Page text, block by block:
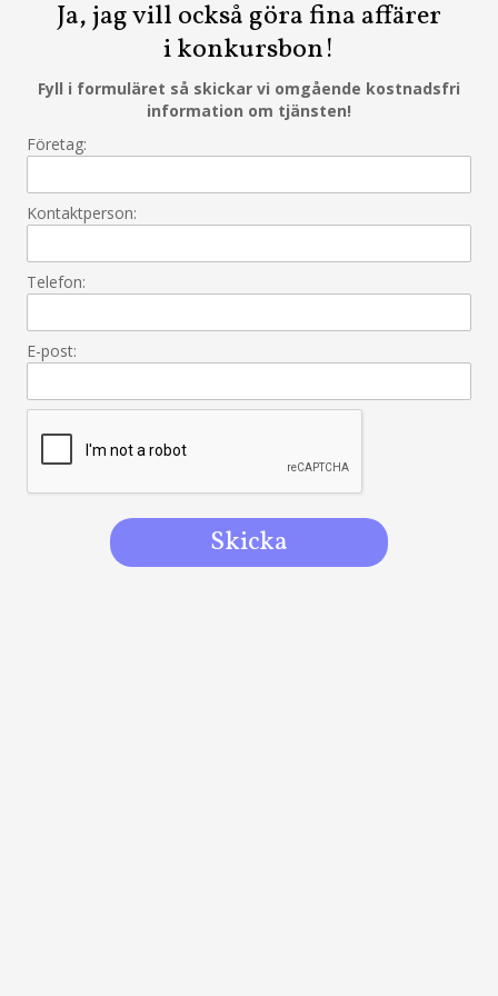
Ja, jag vill också göra fina affärer
i konkursbon!
Fyll i formuläret så skickar vi omgående kostnadsfri
information om tjänsten!
Företag:
Kontaktperson:
Telefon:
E-post: